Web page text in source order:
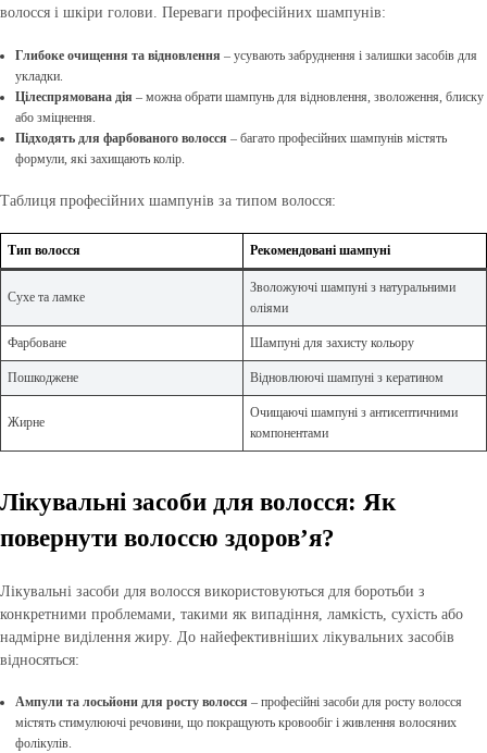
волосся і шкіри голови. Переваги професійних шампунів:
Глибоке очищення та відновлення – усувають забруднення і залишки засобів для
укладки.
Цілеспрямована дія – можна обрати шампунь для відновлення, зволоження, блиску
або зміцнення.
Підходять для фарбованого волосся – багато професійних шампунів містять
формули, які захищають колір.
Таблиця професійних шампунів за типом волосся:
Тип волосся Рекомендовані шампуні
Сухе та ламке
Зволожуючі шампуні з натуральними
оліями
Фарбоване Шампуні для захисту кольору
Пошкоджене Відновлюючі шампуні з кератином
Жирне
Очищаючі шампуні з антисептичними
компонентами
Лікувальні засоби для волосся: Як
повернути волоссю здоров’я?
Лікувальні засоби для волосся використовуються для боротьби з
конкретними проблемами, такими як випадіння, ламкість, сухість або
надмірне виділення жиру. До найефективніших лікувальних засобів
відносяться:
Ампули та лосьйони для росту волосся – професійні засоби для росту волосся
містять стимулюючі речовини, що покращують кровообіг і живлення волосяних
фолікулів.